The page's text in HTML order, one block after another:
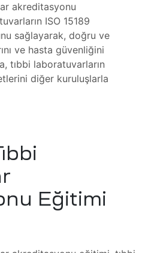
akreditasyonu
ISO 15189
sağlayarak, doğru ve
ve hasta güvenliğini
tıbbi laboratuvarların
diğer kuruluşlarla
Eğitimi